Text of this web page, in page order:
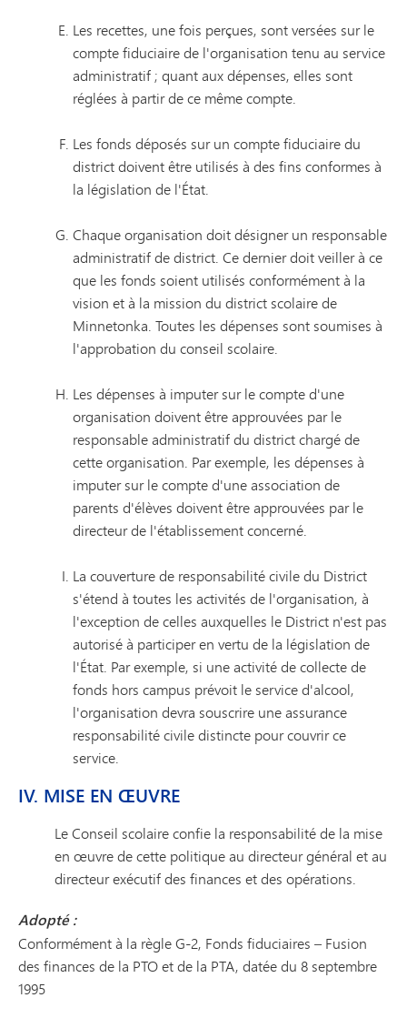
Les recettes, une fois perçues, sont versées sur le
compte fiduciaire de l'organisation tenu au service
administratif ; quant aux dépenses, elles sont
réglées à partir de ce même compte.
Les fonds déposés sur un compte fiduciaire du
district doivent être utilisés à des fins conformes à
la législation de l'État.
Chaque organisation doit désigner un responsable
administratif de district. Ce dernier doit veiller à ce
que les fonds soient utilisés conformément à la
vision et à la mission du district scolaire de
Minnetonka. Toutes les dépenses sont soumises à
l'approbation du conseil scolaire.
Les dépenses à imputer sur le compte d'une
organisation doivent être approuvées par le
responsable administratif du district chargé de
cette organisation. Par exemple, les dépenses à
imputer sur le compte d'une association de
parents d'élèves doivent être approuvées par le
directeur de l'établissement concerné.
La couverture de responsabilité civile du District
s'étend à toutes les activités de l'organisation, à
l'exception de celles auxquelles le District n'est pas
autorisé à participer en vertu de la législation de
l'État. Par exemple, si une activité de collecte de
fonds hors campus prévoit le service d'alcool,
l'organisation devra souscrire une assurance
responsabilité civile distincte pour couvrir ce
service.
IV. MISE EN ŒUVRE
Le Conseil scolaire confie la responsabilité de la mise
en œuvre de cette politique au directeur général et au
directeur exécutif des finances et des opérations.
Adopté :
Conformément à la règle G-2, Fonds fiduciaires – Fusion
des finances de la PTO et de la PTA, datée du 8 septembre
1995